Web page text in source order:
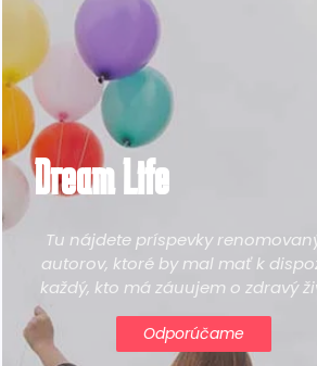
Dream Life
Tu nájdete príspevky
autorov, ktoré by mal mať k
každý, kto má záuujem o zdravý
Odporúčame